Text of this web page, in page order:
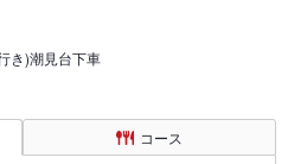
き)潮見台下車
コース